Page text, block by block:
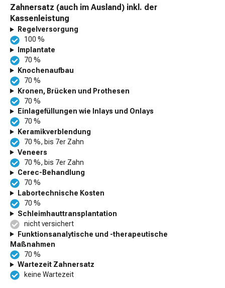
Zahnersatz (auch im Ausland) inkl. der
Kassenleistung
Regelversorgung
100 %
Implantate
70 %
Knochenaufbau
70 %
Kronen, Brücken und Prothesen
70 %
Einlagefüllungen wie Inlays und Onlays
70 %
Keramikverblendung
70 %, bis 7er Zahn
Veneers
70 %, bis 7er Zahn
Cerec-Behandlung
70 %
Labortechnische Kosten
70 %
Schleimhauttransplantation
nicht versichert
Funktionsanalytische und -therapeutische
Maßnahmen
70 %
Wartezeit Zahnersatz
keine Wartezeit